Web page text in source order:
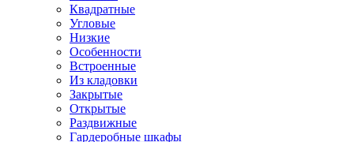
Квадратные
Угловые
Низкие
Особенности
Встроенные
Из кладовки
Закрытые
Открытые
Раздвижные
Гардеробные шкафы